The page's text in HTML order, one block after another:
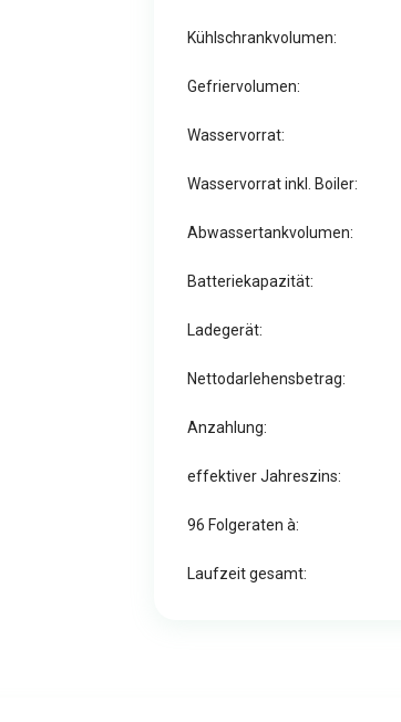
Kühlschrankvolumen:
Gefriervolumen:
Wasservorrat:
Wasservorrat inkl. Boiler:
Abwassertankvolumen:
Batteriekapazität:
Ladegerät:
Nettodarlehensbetrag:
Anzahlung:
effektiver Jahreszins:
96 Folgeraten à:
Laufzeit gesamt: